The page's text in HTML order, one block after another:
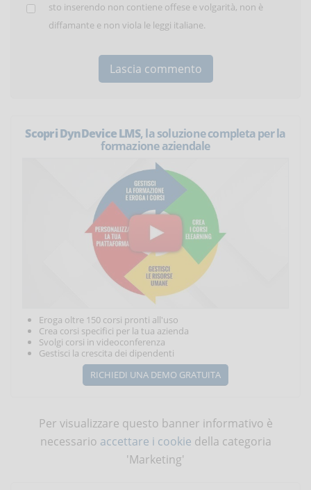
sto inserendo non contiene offese e volgarità, non è
diffamante e non viola le leggi italiane.
Scopri DynDevice LMS, la soluzione completa per la
formazione aziendale
Eroga oltre 150 corsi pronti all'uso
Crea corsi specifici per la tua azienda
Svolgi corsi in videoconferenza
Gestisci la crescita dei dipendenti
RICHIEDI UNA DEMO GRATUITA
Per visualizzare questo banner informativo è
necessario accettare i cookie della categoria
'Marketing'